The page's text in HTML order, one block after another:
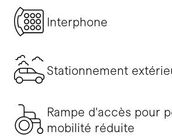
Interphone
Stationnement
Rampe d'accès pour
mobilité réduite